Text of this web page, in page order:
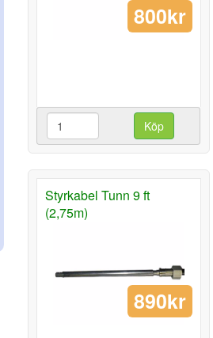
800kr
Köp
Styrkabel Tunn 9 ft
(2,75m)
890kr